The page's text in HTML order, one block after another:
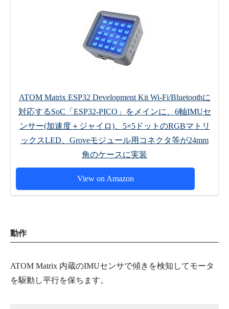
ATOM Matrix ESP32 Development Kit Wi-Fi/Bluetoothに
対応するSoC「ESP32-PICO」をメインに、6軸IMUセ
ンサー(加速度＋ジャイロ)、5×5ドットのRGBマトリ
ックスLED、Groveモジュール用コネクタ等が24mm
角のケースに実装
View on Amazon
動作
ATOM Matrix 内蔵のIMUセンサで傾きを検知してモータ
を駆動し平行を保ちます。